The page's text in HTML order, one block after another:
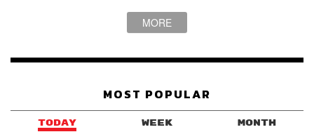
พิสูจน์อักษร: ภาวิกา ขันติศรีสกุล
MORE
MOST POPULAR
TODAY WEEK MONTH